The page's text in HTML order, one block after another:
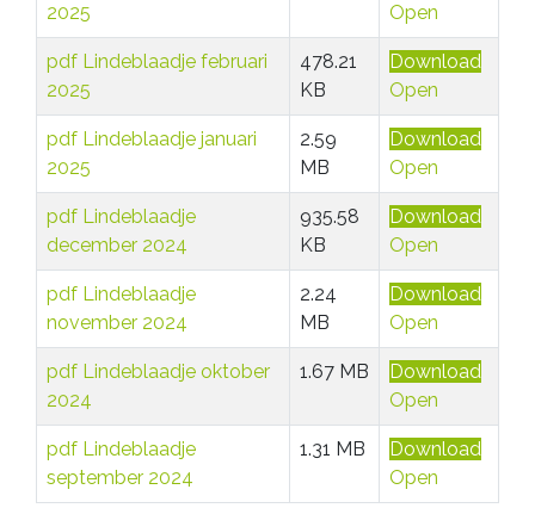
2025
Open
pdf Lindeblaadje februari
2025
478.21
KB
Download
Open
pdf Lindeblaadje januari
2025
2.59
MB
Download
Open
pdf Lindeblaadje
december 2024
935.58
KB
Download
Open
pdf Lindeblaadje
november 2024
2.24
MB
Download
Open
pdf Lindeblaadje oktober
2024
1.67 MB
Download
Open
pdf Lindeblaadje
september 2024
1.31 MB
Download
Open